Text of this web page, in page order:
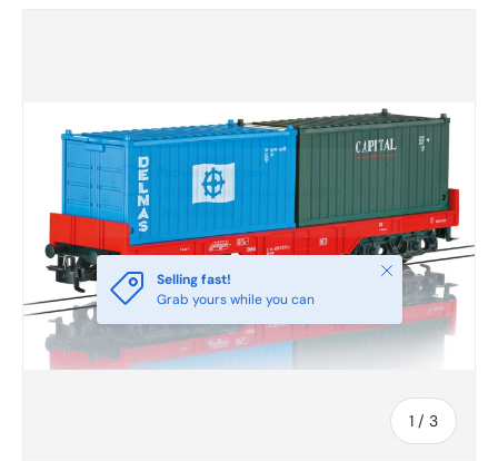
1 / of
3
Selling fast!
Grab yours while you can
Close